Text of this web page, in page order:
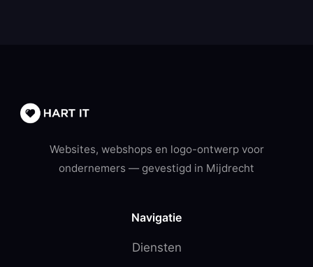
Websites, webshops en logo-ontwerp voor
ondernemers — gevestigd in Mijdrecht
Navigatie
Diensten